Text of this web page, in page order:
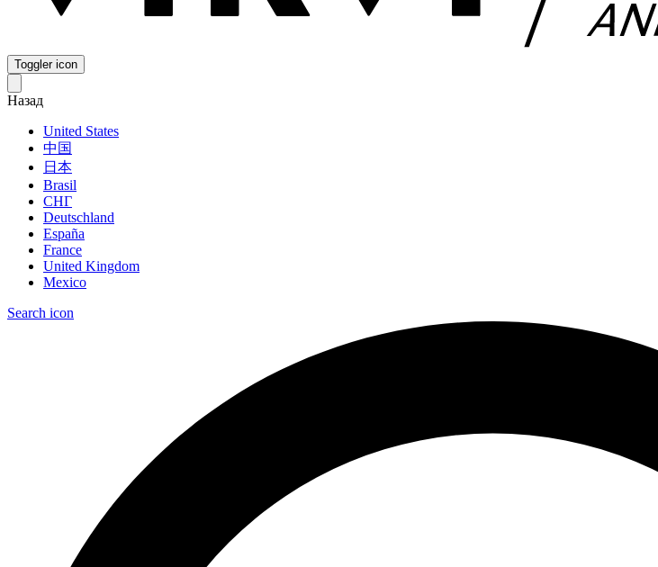
Toggler icon
Назад
United States
中国
日本
Brasil
СНГ
Deutschland
España
France
United Kingdom
Mexico
Search icon